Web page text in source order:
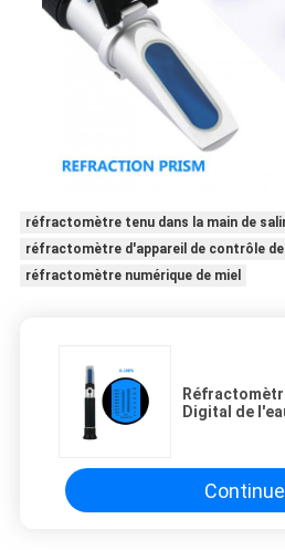
réfractomètre tenu dans la main de
réfractomètre d'appareil de contrôle de
réfractomètre numérique de miel
Digital de